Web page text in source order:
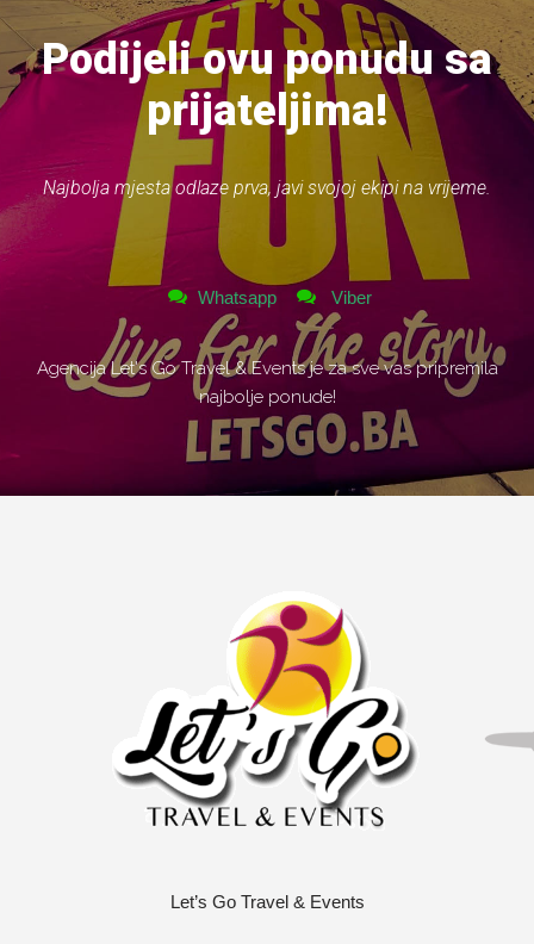
Podijeli ovu ponudu sa
prijateljima!
Najbolja mjesta odlaze prva, javi svojoj ekipi na vrijeme.
Whatsapp Viber
Agencija Let's Go Travel & Events je za sve vas pripremila
najbolje ponude!
Let’s Go Travel & Events